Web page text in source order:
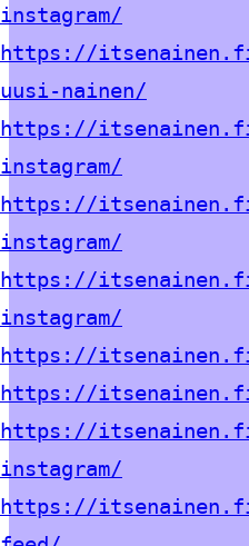
instagram/
https://
uusi-nainen/
https://
instagram/
https://
instagram/
https://
instagram/
https://
https://
https://
instagram/
https://itsenainen.fi/